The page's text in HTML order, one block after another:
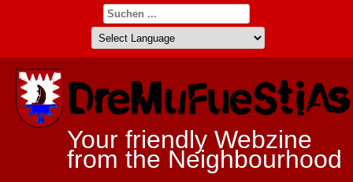
Your friendly Webzine
from the Neighbourhood